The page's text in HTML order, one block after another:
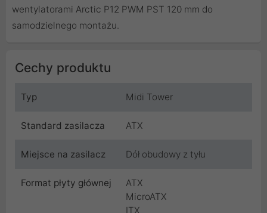
wentylatorami Arctic P12 PWM PST 120 mm do
samodzielnego montażu.
Cechy produktu
Typ Midi Tower
Standard zasilacza ATX
Miejsce na zasilacz Dół obudowy z tyłu
Format płyty głównej
ATX
MicroATX
ITX